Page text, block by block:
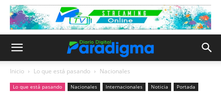
Inicio Lo que está pasando Nacionales
Lo que está pasando Nacionales Internacionales Noticia Portada